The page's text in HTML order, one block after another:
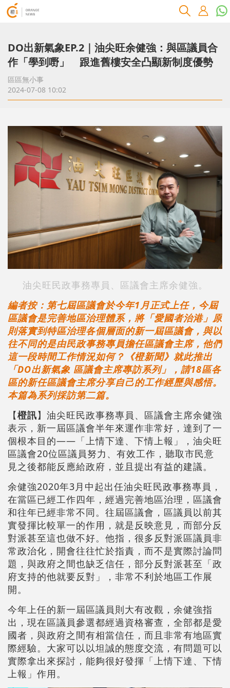
DO出新氣象EP.2｜油尖旺余健強：與區議員合
作「學到嘢」 跟進舊樓安全凸顯新制度優勢
區區無小事
2024-07-08 10:02
油尖旺民政事務專員、區議會主席余健強。
編者按：第七屆區議會於今年1月正式上任，今屆
區議會是完善地區治理體系，將「愛國者治港」原
則落實到特區治理各個層面的新一屆區議會，與以
往不同的是由民政事務專員擔任區議會主席，他們
這一段時間工作情況如何？《橙新聞》就此推出
「DO出新氣象 區議會主席專訪系列」，請18區各
區的新任區議會主席分享自己的工作經歷與感悟。
本篇為系列採訪第二篇。
【橙訊】油尖旺民政事務專員、區議會主席余健強
表示，新一屆區議會半年來運作非常好，達到了一
個根本目的——「上情下達、下情上報」，油尖旺
區議會20位區議員努力、有效工作，聽取市民意
見之後都能反應給政府，並且提出有益的建議。
余健強2020年3月中起出任油尖旺民政事務專員，
在當區已經工作四年，經過完善地區治理，區議會
和往年已經非常不同。往屆區議會，區議員以前其
實發揮比較單一的作用，就是反映意見，而部分反
對派甚至這也做不好。他指，很多反對派區議員非
常政治化，開會往往忙於指責，而不是實際討論問
題，與政府之間也缺乏信任，部分反對派甚至「政
府支持的他就要反對」，非常不利於地區工作展
開。
今年上任的新一屆區議員則大有改觀，余健強指
出，現在區議員參選都經過資格審查，全部都是愛
國者，與政府之間有相當信任，而且非常有地區實
際經驗。大家可以以坦誠的態度交流，有問題可以
實際拿出來探討，能夠很好發揮「上情下達、下情
上報」作用。